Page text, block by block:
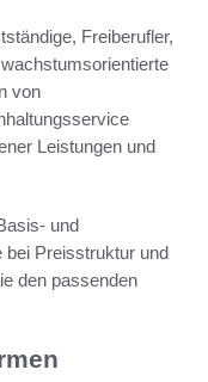
Freiberufler,
von
Leistungen und
und
Preisstruktur und
den passenden